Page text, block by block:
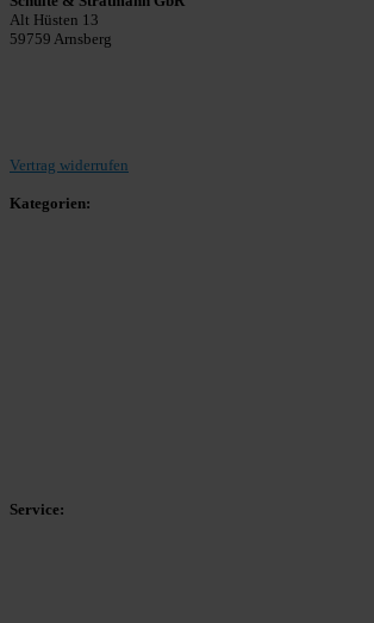
Alt Hüsten 13
59759 Arnsberg
Vertrag widerrufen
Kategorien:
Service: